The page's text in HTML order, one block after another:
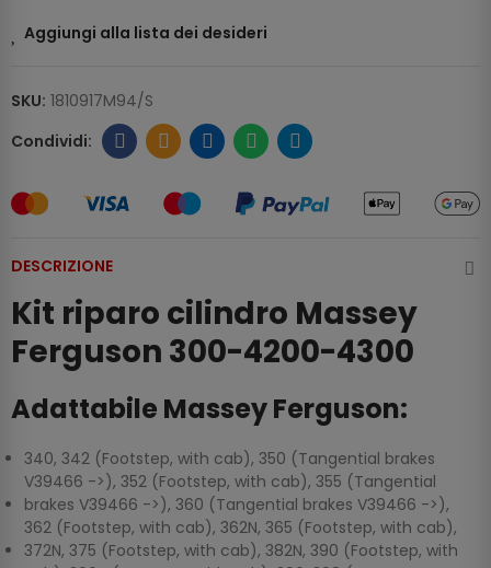
Aggiungi alla lista dei desideri
SKU: 1810917M94/S
DESCRIZIONE
Kit riparo cilindro Massey
Ferguson 300-4200-4300
Adattabile Massey Ferguson:
340, 342 (Footstep, with cab), 350 (Tangential brakes
V39466 ->), 352 (Footstep, with cab), 355 (Tangential
brakes V39466 ->), 360 (Tangential brakes V39466 ->),
362 (Footstep, with cab), 362N, 365 (Footstep, with cab),
372N, 375 (Footstep, with cab), 382N, 390 (Footstep, with